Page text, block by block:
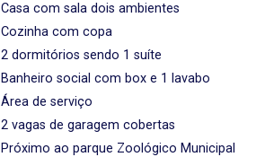
Casa com sala dois ambientes
Cozinha com copa
2 dormitórios sendo 1 suíte
Banheiro social com box e 1 lavabo
Área de serviço
2 vagas de garagem cobertas
Próximo ao parque Zoológico Municipal